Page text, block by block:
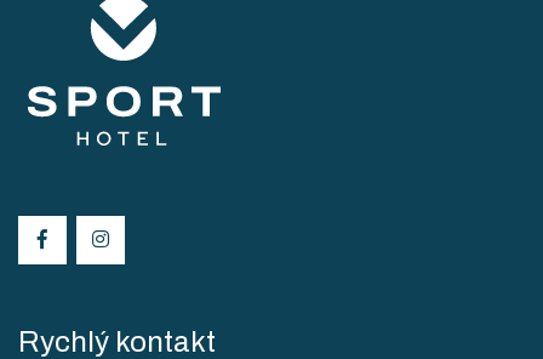
Rychlý kontakt